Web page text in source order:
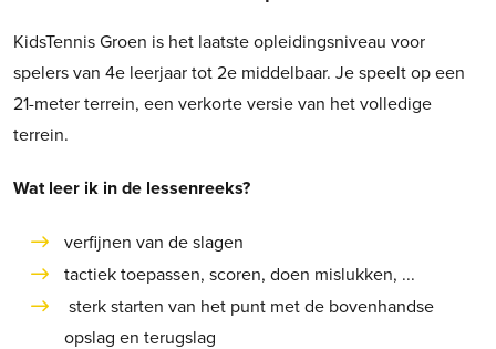
KidsTennis Groen is het laatste opleidingsniveau voor
spelers van 4e leerjaar tot 2e middelbaar. Je speelt op een
21-meter terrein, een verkorte versie van het volledige
terrein.
Wat leer ik in de lessenreeks?
verfijnen van de slagen
tactiek toepassen, scoren, doen mislukken, ...
sterk starten van het punt met de bovenhandse
opslag en terugslag